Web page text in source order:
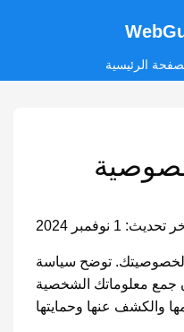
الرئيسية
1 نوفمبر 2024
لخصوصيتك. توضح سياسة
جمع معلوماتك الشخصية